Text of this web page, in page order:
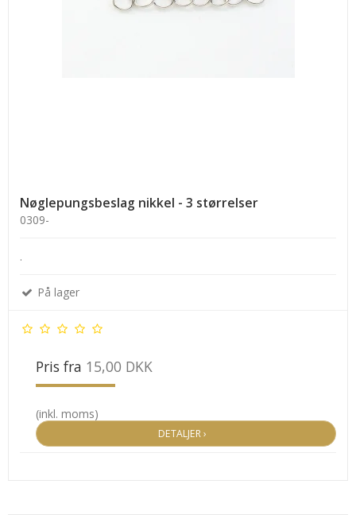
Nøglepungsbeslag nikkel - 3 størrelser
0309-
.
På lager
Pris fra 15,00 DKK
(inkl. moms)
DETALJER ›